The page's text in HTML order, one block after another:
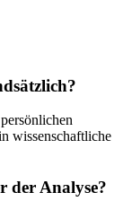
wissenschaftliche
der Analyse?